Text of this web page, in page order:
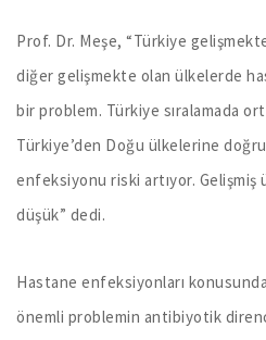
Prof. Dr. Meşe, “Türkiye
diğer gelişmekte olan ülkelerde
bir problem. Türkiye sıralamada
Türkiye’den Doğu ülkelerine
enfeksiyonu riski artıyor. Gelişmiş
düşük” dedi.
Hastane enfeksiyonları
önemli problemin antibiyotik